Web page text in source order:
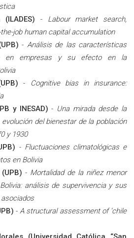
- Labour market search,
job human capital accumulation
- Análisis de las características
en empresas y su efecto en la
-
Cognitive bias in insurance:
y INESAD) - Una mirada desde la
del bienestar de la población
y 1930
- Fluctuaciones climatológicas e
en Bolivia
- Mortalidad de la niñez menor
análisis de supervivencia y sus
- A structural assessment of ‘chile